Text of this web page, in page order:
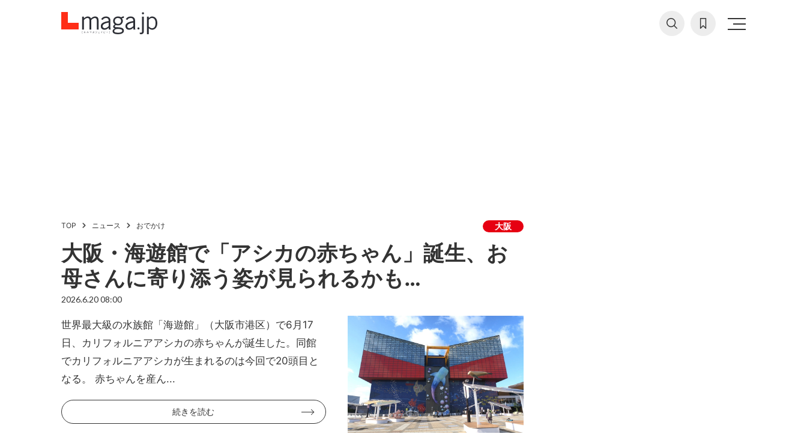
TOP ニュース おでかけ 大阪
大阪・海遊館で「アシカの赤ちゃん」誕生、お
母さんに寄り添う姿が見られるかも…
2026.6.20 08:00
世界最大級の水族館「海遊館」（大阪市港区）で6月17
日、カリフォルニアアシカの赤ちゃんが誕生した。同館
でカリフォルニアアシカが生まれるのは今回で20頭目と
なる。 赤ちゃんを産ん...
続きを読む